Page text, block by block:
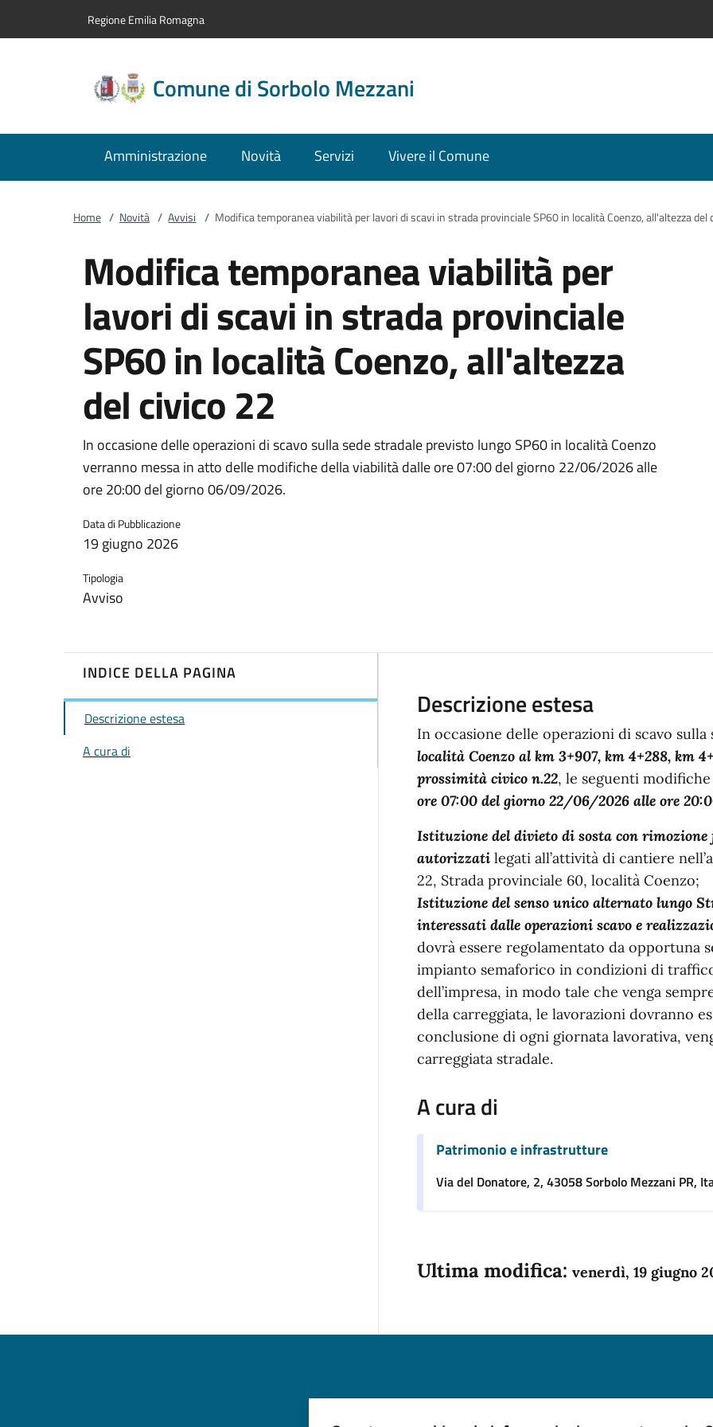
Regione Emilia Romagna
Comune di Sorbolo Mezzani
Amministrazione Novità Servizi Vivere il Comune
Home / Novità / Avvisi / Modifica temporanea viabilità per lavori di scavi in strada provinciale SP60 in località Coenzo, all'altezza del
Modifica temporanea viabilità per
lavori di scavi in strada provinciale
SP60 in località Coenzo, all'altezza
del civico 22
In occasione delle operazioni di scavo sulla sede stradale previsto lungo SP60 in località Coenzo
verranno messa in atto delle modifiche della viabilità dalle ore 07:00 del giorno 22/06/2026 alle
ore 20:00 del giorno 06/09/2026.
Data di Pubblicazione
19 giugno 2026
Tipologia
Avviso
INDICE DELLA PAGINA
Descrizione estesa
A cura di
Descrizione estesa
In occasione delle operazioni di scavo
località Coenzo al km 3+907, km 4+288, km
prossimità civico n.22, le seguenti
ore 07:00 del giorno 22/06/2026 alle ore
Istituzione del divieto di sosta con
autorizzatilegati all’attività di cantiere
22, Strada provinciale 60, località Coenzo;
Istituzione del senso unico alternato lungo
interessati dalle operazioni scavo e
dovrà essere regolamentato da opportuna
impianto semaforico in condizioni di
dell’impresa, in modo tale che venga
della carreggiata, le lavorazioni dovranno
conclusione di ogni giornata lavorativa,
carreggiata stradale.
A cura di
Patrimonio e infrastrutture
Via del Donatore, 2, 43058 Sorbolo Mezzani PR,
Ultima modifica: venerdì, 19 giugno